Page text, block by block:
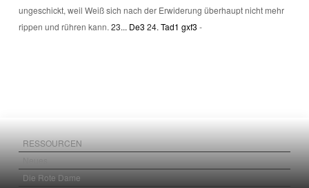
ungeschickt, weil Weiß sich nach der Erwiderung überhaupt nicht mehr
rippen und rühren kann. 23... De3 24.Tad1 gxf3 -
RESSOURCEN
Die Rote Dame